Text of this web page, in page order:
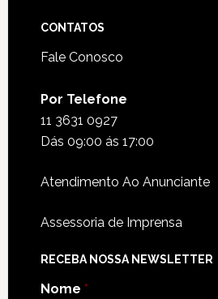
CONTATOS
Fale Conosco
Por Telefone
11 3631 0927
Dás 09:00 ás 17:00
Atendimento Ao Anunciante
Assessoria de Imprensa
RECEBA NOSSA NEWSLETTER
Nome *